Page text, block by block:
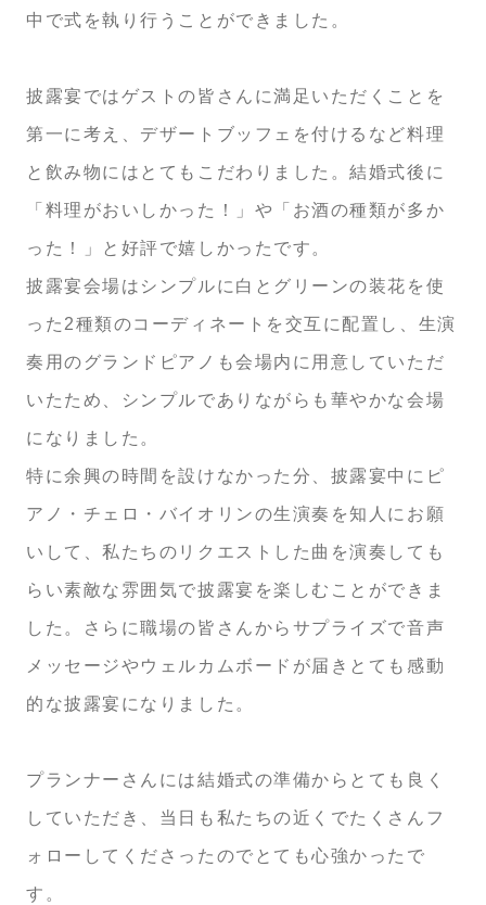
中で式を執り行うことができました。
披露宴ではゲストの皆さんに満足いただくことを
第一に考え、デザートブッフェを付けるなど料理
と飲み物にはとてもこだわりました。結婚式後に
「料理がおいしかった！」や「お酒の種類が多か
った！」と好評で嬉しかったです。
披露宴会場はシンプルに白とグリーンの装花を使
った2種類のコーディネートを交互に配置し、生演
奏用のグランドピアノも会場内に用意していただ
いたため、シンプルでありながらも華やかな会場
になりました。
特に余興の時間を設けなかった分、披露宴中にピ
アノ・チェロ・バイオリンの生演奏を知人にお願
いして、私たちのリクエストした曲を演奏しても
らい素敵な雰囲気で披露宴を楽しむことができま
した。さらに職場の皆さんからサプライズで音声
メッセージやウェルカムボードが届きとても感動
的な披露宴になりました。
プランナーさんには結婚式の準備からとても良く
していただき、当日も私たちの近くでたくさんフ
ォローしてくださったのでとても心強かったで
す。